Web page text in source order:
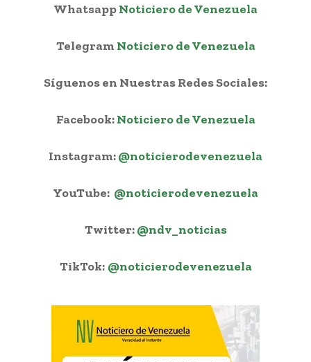
WhatsappNoticiero de Venezuela
Telegram Noticiero de Venezuela
Síguenos en Nuestras Redes Sociales:
Facebook:Noticiero de Venezuela
Instagram:@noticierodevenezuela
YouTube: @noticierodevenezuela
Twitter:@ndv_noticias
TikTok: @noticierodevenezuela